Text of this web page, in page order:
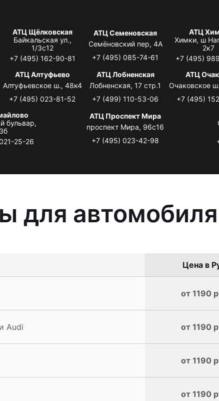
АТЦ Щёлковская
Байкальская ул.,
1/3с12
+7 (495) 162-90-81
АТЦ Семеновская
Семёновский пер, 4А
+7 (495) 085-74-61
АТЦ
Химки, ш
2к7
+7 (495)
АТЦ Алтуфьево
Алтуфьевское ш., 48к4
+7 (495) 023-81-52
АТЦ Лобненская
Лобненская, 17 стр.1
+7 (499) 110-53-06
АТЦ
Очаковское
+7 (495)
бульвар,
25-26
АТЦ Проспект Мира
проспект Мира, 96с16
+7 (495) 023-42-98
для
Цена в
от 1190
Audi от 1190
от 1190
от 1190